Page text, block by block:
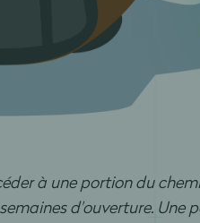
à une portion du
d'ouverture. Une